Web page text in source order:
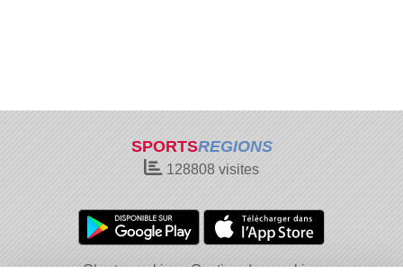
SPORTSREGIONS
128808 visites
Charte cookies Gestion des cookies